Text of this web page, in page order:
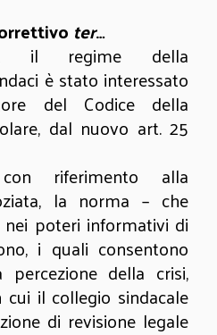
ter…
il regime della
è stato interessato
del Codice della
dal nuovo art. 25
riferimento alla
la norma – che
poteri informativi di
i quali consentono
della crisi,
cui il collegio sindacale
di revisione legale